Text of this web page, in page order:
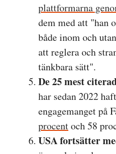
plattformarna
dem med att "han
både inom och
att reglera och
tänkbara sätt".
De 25 mest
har sedan 2022
engagemanget på
procentoch 58
USA fortsätter